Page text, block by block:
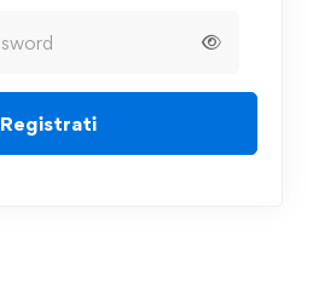
Registrati